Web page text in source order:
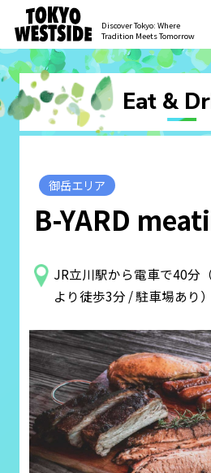
Discover Tokyo: Where
Tradition Meets Tomorrow
Eat &
御岳エリア
B-YARD
JR立川駅から電車で40分
より徒歩3分 / 駐車場あり）